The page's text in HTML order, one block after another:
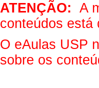
ATENÇÃO: A
conteúdos está
O eAulas USP
sobre os